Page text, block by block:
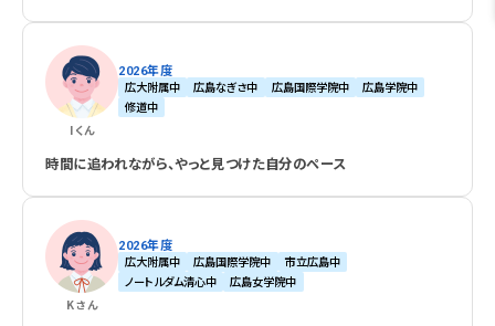
I くん
2026年度
広大附属中 広島なぎさ中 広島国際学院中
広島学院中
修道中
時間に追われながら、やっと見つけた自分のペース
Kさん
2026年度
広大附属中 広島国際学院中
市立広島中
ノートルダム清心中
広島女学院中